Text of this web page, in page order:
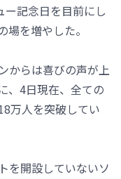
記念日を目前にし
を増やした。
からは喜びの声が上
、4日現在、全ての
万人を突破してい
を開設していないソ